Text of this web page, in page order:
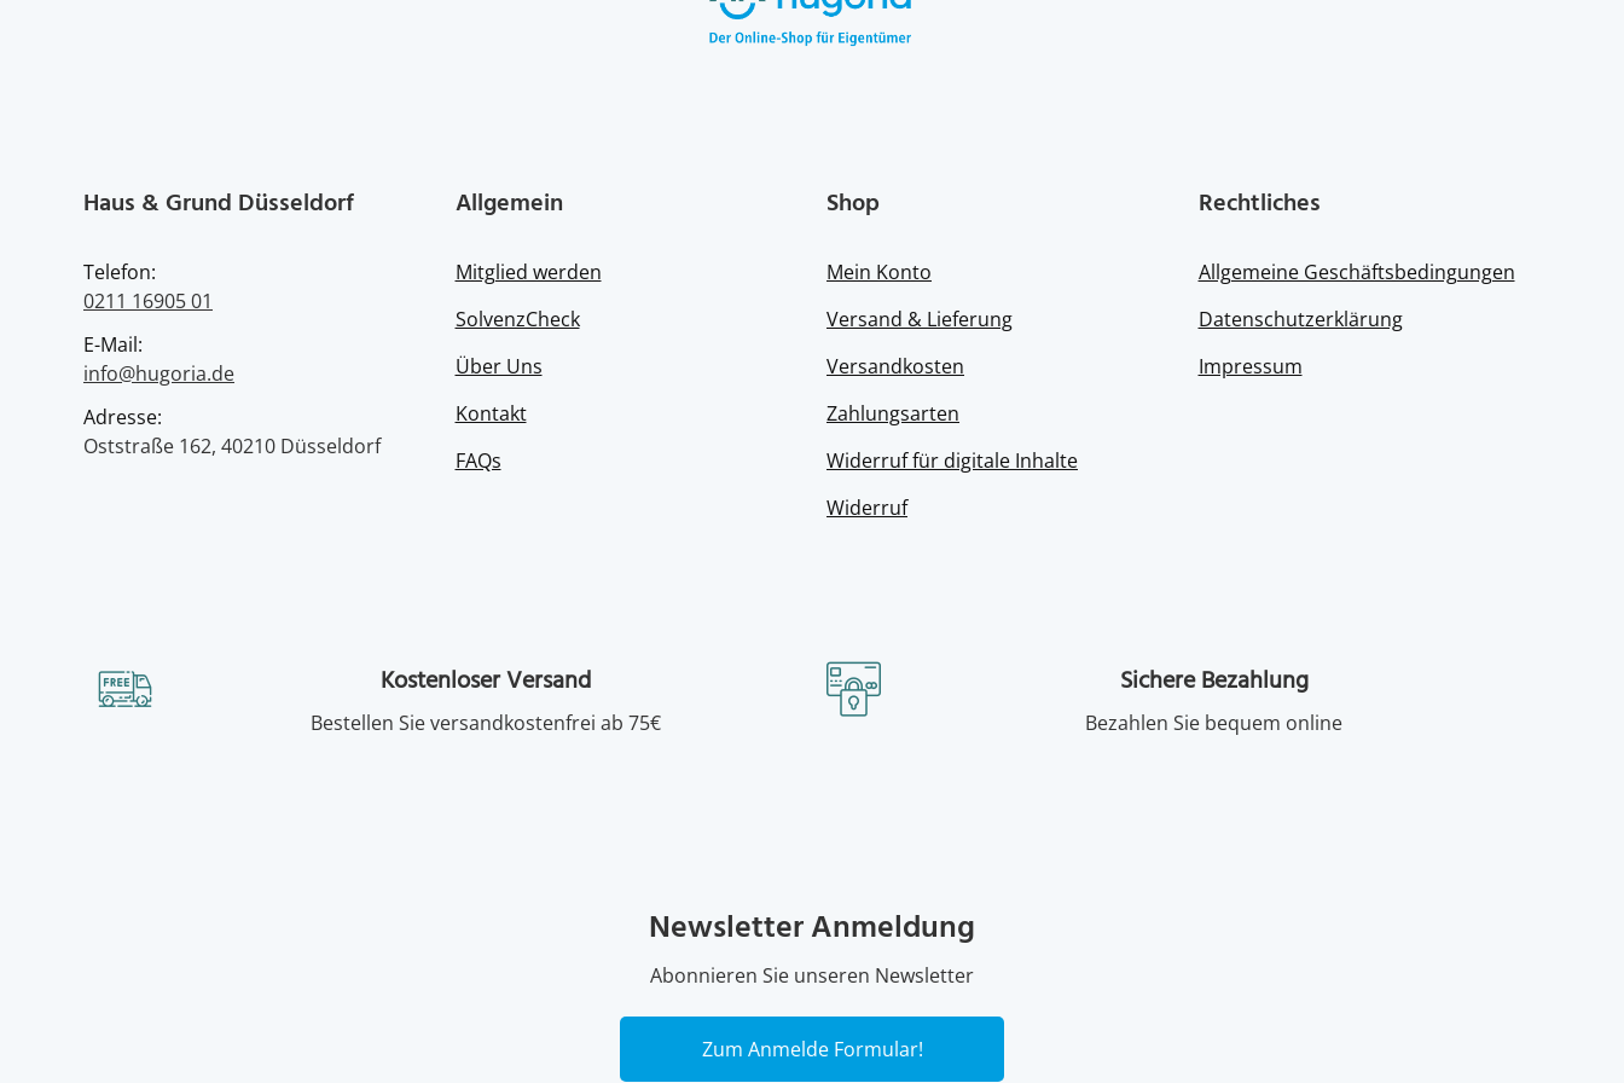
Haus & Grund Düsseldorf
Telefon:
0211 16905 01
E-Mail:
info@hugoria.de
Adresse:
Oststraße 162, 40210 Düsseldorf
Allgemein
Mitglied werden
SolvenzCheck
Über Uns
Kontakt
FAQs
Shop
Mein Konto
Versand & Lieferung
Versandkosten
Zahlungsarten
Widerruf für digitale Inhalte
Widerruf
Rechtliches
Allgemeine Geschäftsbedingungen
Datenschutzerklärung
Impressum
Kostenloser Versand
Bestellen Sie versandkostenfrei ab 75€
Sichere Bezahlung
Bezahlen Sie bequem online
Newsletter Anmeldung
Abonnieren Sie unseren Newsletter
Zum Anmelde Formular!